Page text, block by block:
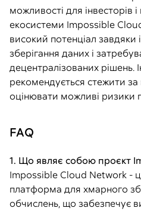
можливості для інвесторів
екосистеми Impossible
високий потенціал завдяки
зберігання даних і
децентралізованих рішень.
рекомендується стежити
оцінювати можливі ризики
FAQ
1. Що являє собою проєкт
Impossible Cloud Network -
платформа для хмарного
обчислень, що забезпечує